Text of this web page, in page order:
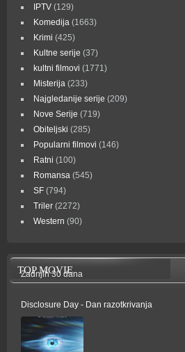
IPTV (129)
Komedija (1663)
Krimi (425)
Kultne serije (37)
kultni filmovi (1771)
Misterija (233)
Najgledanije serije (209)
Nove Serije (719)
Obiteljski (285)
Popularni filmovi (146)
Ratni (100)
Romansa (545)
SF (794)
Triler (2272)
Western (90)
TOP MOVIE
Zadnjih 30 dana
Disclosure Day - Dan razotkrivanja